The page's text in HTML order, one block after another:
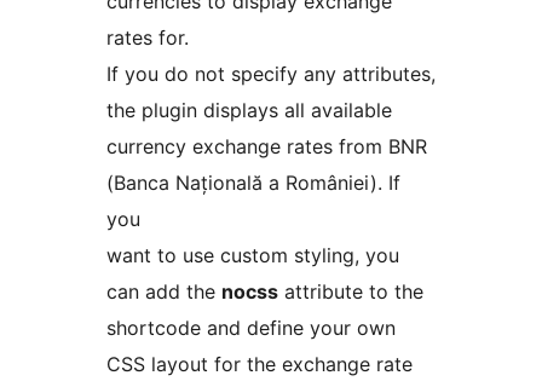
rates for.
If you do not specify any attributes,
the plugin displays all available
currency exchange rates from BNR
(Banca Națională a României). If
you
want to use custom styling, you
can add the nocss attribute to the
shortcode and define your own
CSS layout for the exchange rate